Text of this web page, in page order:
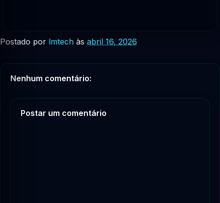
Postado por lmtech às abril 16, 2026
Nenhum comentário:
Postar um comentário